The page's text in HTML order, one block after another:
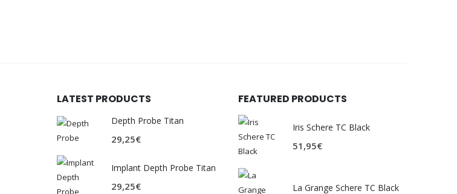
LATEST PRODUCTS
Depth Probe Titan
29,25€
Implant Depth Probe Titan
29,25€
FEATURED PRODUCTS
Iris Schere TC Black
51,95€
La Grange Schere TC Black